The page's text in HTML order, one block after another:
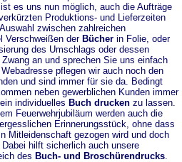
es uns nun möglich, auch die Aufträge
Produktions- und Lieferzeiten
zwischen zahlreichen
Verschweißen der Bücher in Folie, oder
des Umschlags oder dessen
an und sprechen Sie uns einfach
pflegen wir auch noch den
und sind immer für sie da. Bedingt
neben gewerblichen Kunden immer
individuelles Buch drucken zu lassen.
Feuerwehrjubiläum werden auch die
Erinnerungsstück, ohne dass
Mitleidenschaft gezogen wird und doch
hilft sicherlich auch unsere
des Buch- und Broschürendrucks